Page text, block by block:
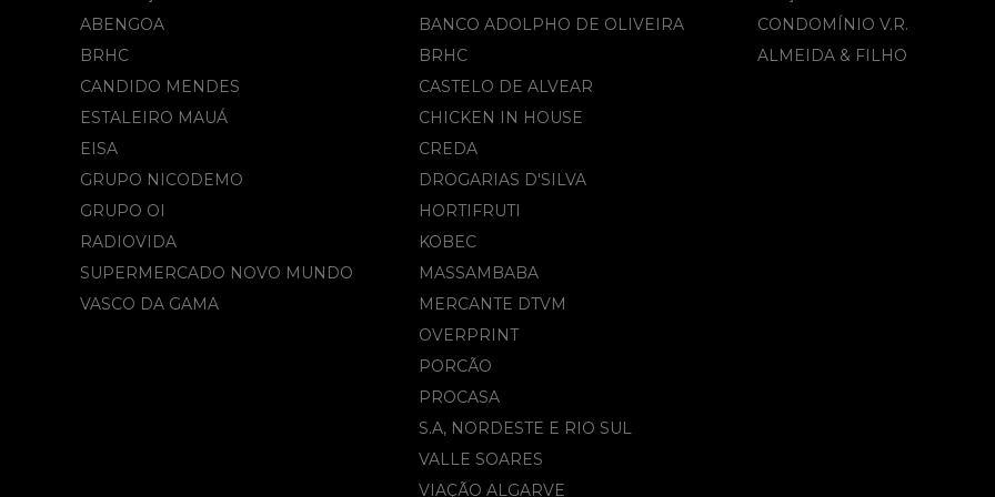
ABENGOA
BRHC
CANDIDO MENDES
ESTALEIRO MAUÁ
EISA
GRUPO NICODEMO
GRUPO OI
RADIOVIDA
SUPERMERCADO NOVO MUNDO
VASCO DA GAMA
BANCO ADOLPHO DE OLIVEIRA
BRHC
CASTELO DE ALVEAR
CHICKEN IN HOUSE
CREDA
DROGARIAS D'SILVA
HORTIFRUTI
KOBEC
MASSAMBABA
MERCANTE DTVM
OVERPRINT
PORCÃO
PROCASA
S.A, NORDESTE E RIO SUL
VALLE SOARES
VIAÇÃO ALGARVE
CONDOMÍNIO V.R.
ALMEIDA & FILHO​